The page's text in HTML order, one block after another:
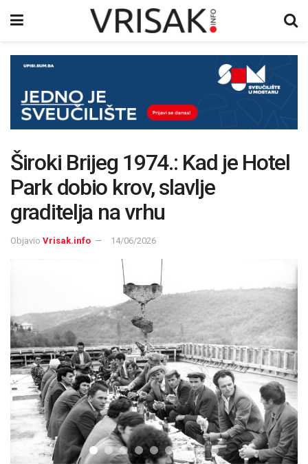
Široki Brijeg 1974.: Kad je Hotel
Park dobio krov, slavlje
graditelja na vrhu
Objavio Vrisak.info 14/06/2026